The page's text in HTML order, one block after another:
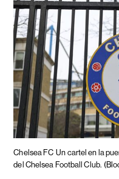
Chelsea FC Un cartel en la
del Chelsea Football Club.